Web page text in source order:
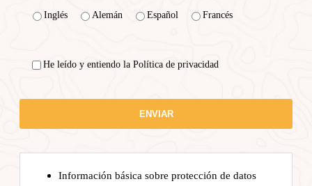
Inglés Alemán Español Francés
He leído y entiendo la Política de privacidad
Información básica sobre protección de datos